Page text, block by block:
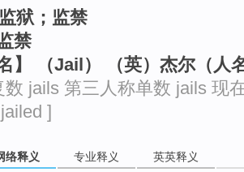
狱；监禁
禁
名】 （Jail） （英）杰尔（人
数 jails 第三人称单数 jails 现
]
络释义 专业释义 英英释义